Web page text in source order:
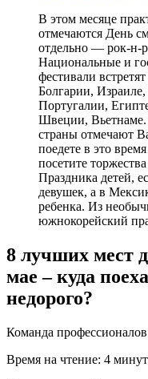
В этом месяце
отмечаются День
отдельно — рок-н-
Национальные и
фестивали
Болгарии,
Португалии,
Швеции, Вьетнаме.
страны отмечают
поедете в это
посетите
Праздника детей,
девушек, а в
ребенка. Из
южнокорейский
8 лучших мест
мае – куда
недорого?
Команда
Время на чтение: 4